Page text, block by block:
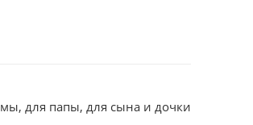
для папы, для сына и дочки